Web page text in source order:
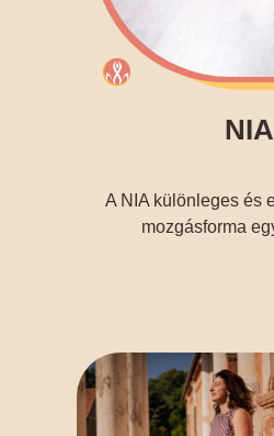
A NIA különleges és
mozgásforma